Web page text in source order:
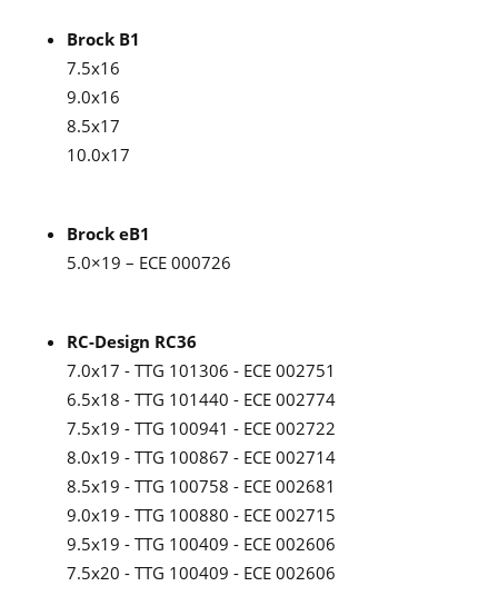
Brock B1
7.5x16
9.0x16
8.5x17
10.0x17
Brock eB1
5.0×19 – ECE 000726
RC-Design RC36
7.0x17 - TTG 101306 - ECE 002751
6.5x18 - TTG 101440 - ECE 002774
7.5x19 - TTG 100941 - ECE 002722
8.0x19 - TTG 100867 - ECE 002714
8.5x19 - TTG 100758 - ECE 002681
9.0x19 - TTG 100880 - ECE 002715
9.5x19 - TTG 100409 - ECE 002606
7.5x20 - TTG 100409 - ECE 002606